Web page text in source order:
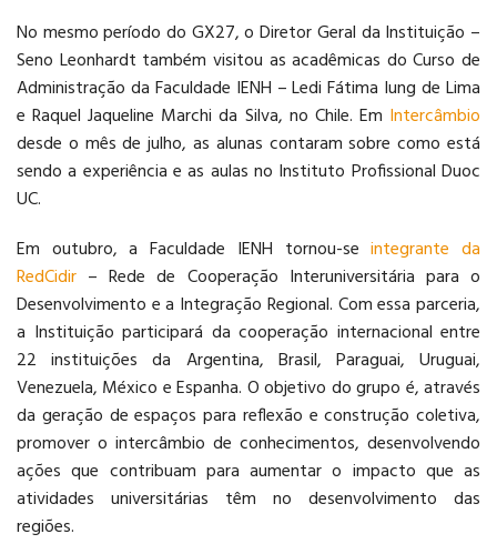
No mesmo período do GX27, o Diretor Geral da Instituição –
Seno Leonhardt também visitou as acadêmicas do Curso de
Administração da Faculdade IENH – Ledi Fátima Iung de Lima
e Raquel Jaqueline Marchi da Silva, no Chile. Em Intercâmbio
desde o mês de julho, as alunas contaram sobre como está
sendo a experiência e as aulas no Instituto Profissional Duoc
UC.
Em outubro, a Faculdade IENH tornou-se integrante da
RedCidir – Rede de Cooperação Interuniversitária para o
Desenvolvimento e a Integração Regional. Com essa parceria,
a Instituição participará da cooperação internacional entre
22 instituições da Argentina, Brasil, Paraguai, Uruguai,
Venezuela, México e Espanha. O objetivo do grupo é, através
da geração de espaços para reflexão e construção coletiva,
promover o intercâmbio de conhecimentos, desenvolvendo
ações que contribuam para aumentar o impacto que as
atividades universitárias têm no desenvolvimento das
regiões.